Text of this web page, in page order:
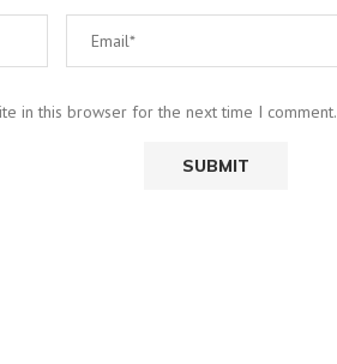
in this browser for the next time I comment.